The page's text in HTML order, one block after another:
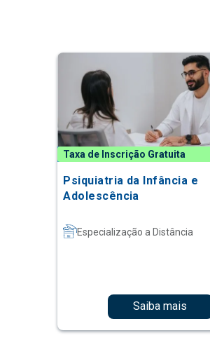
Taxa de Inscrição Gratuita
Psiquiatria da Infância e
Adolescência
Especialização a Distância
Saiba mais